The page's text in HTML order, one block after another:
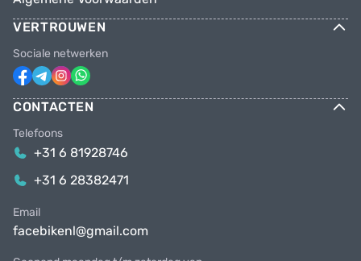
VERTROUWEN
Sociale netwerken
CONTACTEN
Telefoons
+31 6 81928746
+31 6 28382471
Email
facebikenl@gmail.com